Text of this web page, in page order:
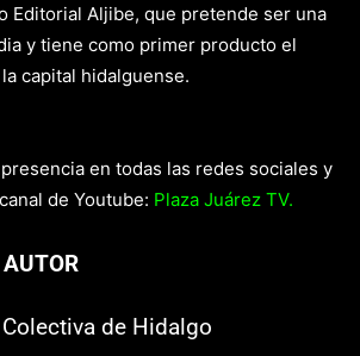
Editorial Aljibe, que pretende ser una
y tiene como primer producto el
capital hidalguense.
en todas las redes sociales y
de Youtube: Plaza Juárez TV.
AUTOR
de Hidalgo